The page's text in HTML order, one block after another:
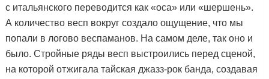
с итальянского переводится как «оса» или «шершень».
А количество весп вокруг создало ощущение, что мы
попали в логово веспаманов. На самом деле, так оно и
было. Стройные ряды весп выстроились перед сценой,
на которой отжигала тайская джазз-рок банда, создавая